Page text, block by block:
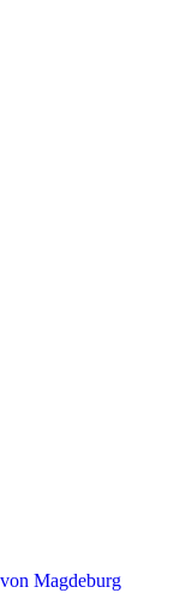
Magdeburg